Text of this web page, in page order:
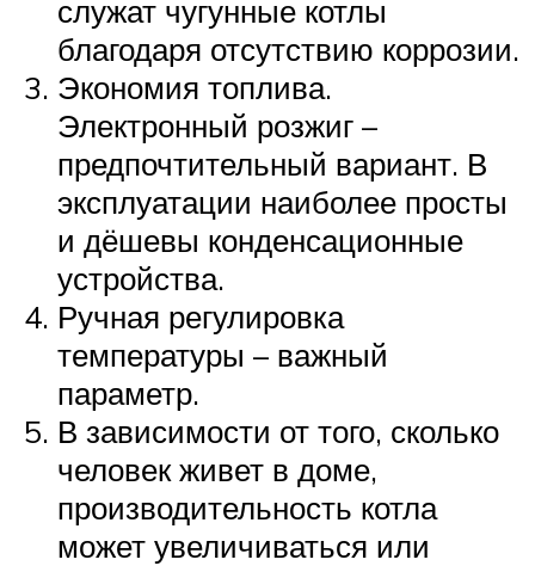
служат чугунные котлы
благодаря отсутствию коррозии.
Экономия топлива.
Электронный розжиг –
предпочтительный вариант. В
эксплуатации наиболее просты
и дёшевы конденсационные
устройства.
Ручная регулировка
температуры – важный
параметр.
В зависимости от того, сколько
человек живет в доме,
производительность котла
может увеличиваться или